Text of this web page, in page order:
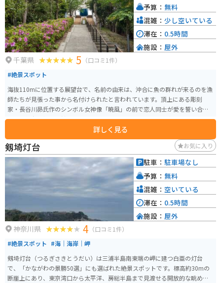
千葉県 5 （口コミ1件）
#絶景スポット
海抜110mに位置する展望台で、名前の由来は、沖合に魚の群れが来るのを漁
師たちが見張った事から名付けられたと言われています。頂上にある彫刻
家・長谷川昴氏作のシンボル女神像「暁風」の前で恋人同士が愛を誓い合
い、展望台の欄干に鍵を結ぶと愛が成就するといわれている事から、別名
「誓いの丘」と呼ばれています。どこまでも続く大海原や鴨川の街並みが一
望でき、水平線から昇る朝日や夕暮れ時、夜景の美しさはまさに絶景です。
詳しく見る
予算： 無料
混雑： 少し空いている
滞在： 0.5時間
施設： 屋外
剱埼灯台 お気に入り
神奈川県 4 （口コミ1件）
#絶景スポット #海｜海岸｜岬
剱埼灯台（つるぎさきとうだい）は三浦半島南東端の岬に建つ白亜の灯台
で、「かながわの景勝50選」にも選ばれた絶景スポットです。標高約30mの
断崖上にあり、東京湾口から太平洋、房総半島まで見渡せる開放的な眺めが
駐車： 駐車場なし
予算： 無料
混雑： 空いている
滞在： 0.5時間
施設： 屋外